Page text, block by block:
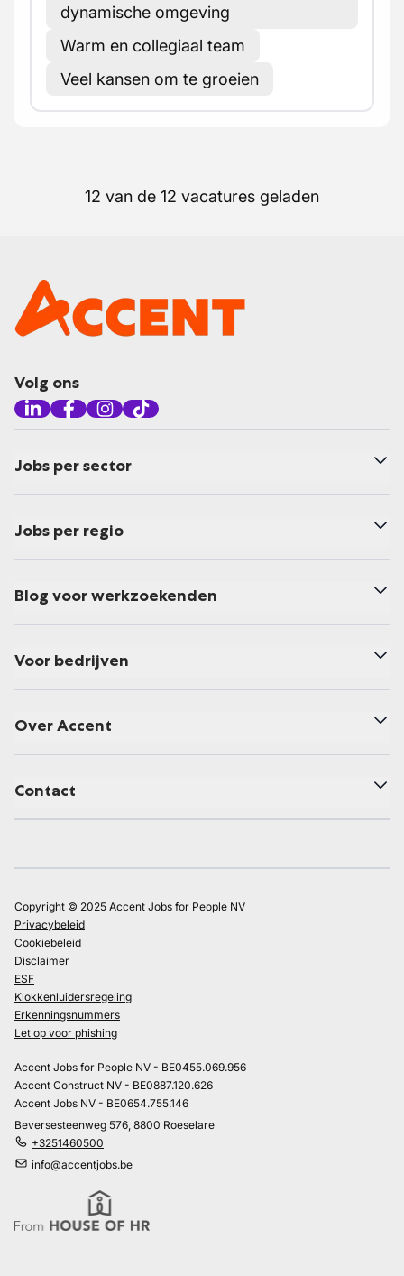
dynamische omgeving
Warm en collegiaal team
Veel kansen om te groeien
12 van de 12 vacatures geladen
Volg ons
Jobs per sector
Jobs per regio
Blog voor werkzoekenden
Voor bedrijven
Over Accent
Contact
Copyright © 2025 Accent Jobs for People NV
Privacybeleid
Cookiebeleid
Disclaimer
ESF
Klokkenluidersregeling
Erkenningsnummers
Let op voor phishing
Accent Jobs for People NV - BE0455.069.956
Accent Construct NV - BE0887.120.626
Accent Jobs NV - BE0654.755.146
Beversesteenweg 576, 8800 Roeselare
+3251460500
info@accentjobs.be